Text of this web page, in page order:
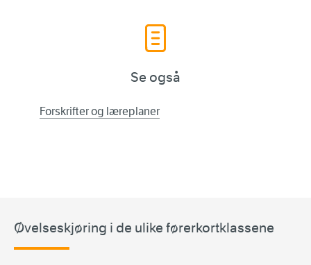
Se også
Forskrifter og læreplaner
Øvelseskjøring i de ulike førerkortklassene